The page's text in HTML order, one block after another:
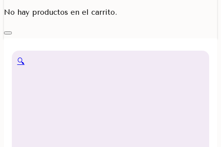
No hay productos en el carrito.
🔍